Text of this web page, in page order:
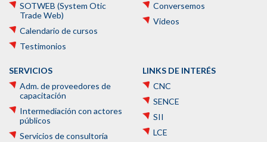
SOTWEB (System Otic
Trade Web)
Calendario de cursos
Testimonios
Conversemos
Videos
SERVICIOS
Adm. de proveedores de
capacitación
Intermediación con actores
públicos
Servicios de consultoría
LINKS DE INTERÉS
CNC
SENCE
SII
LCE